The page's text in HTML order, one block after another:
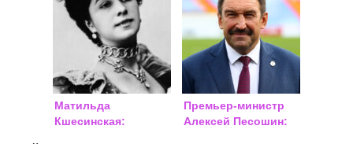
Матильда
Кшесинская:
Премьер-министр
Алексей Песошин: